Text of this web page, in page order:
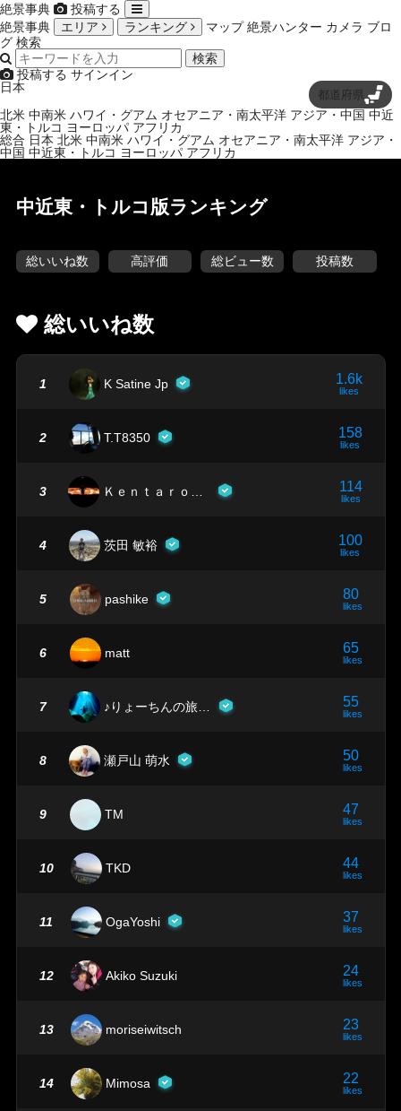
絶景事典
投稿する
絶景事典
エリア ランキング マップ 絶景ハンター カメラ ブロ
グ 検索
検索
投稿する サインイン
日本
都道府県
北米 中南米 ハワイ・グアム オセアニア・南太平洋 アジア・中国 中近
東・トルコ ヨーロッパ アフリカ
総合 日本 北米 中南米 ハワイ・グアム オセアニア・南太平洋 アジア・
中国 中近東・トルコ ヨーロッパ アフリカ
中近東・トルコ版ランキング
総いいね数 高評価 総ビュー数 投稿数
総いいね数
1 K Satine Jp 1.6k
likes
2 T.T8350 158
likes
3 114
likes
4 茨田 敏裕 100
likes
5 pashike 80
likes
6 matt 65
likes
7 55
likes
8 瀬戸山 萌水 50
likes
9 TM 47
likes
10 TKD 44
likes
11 OgaYoshi 37
likes
12 Akiko Suzuki 24
likes
13 moriseiwitsch 23
likes
14 Mimosa 22
likes